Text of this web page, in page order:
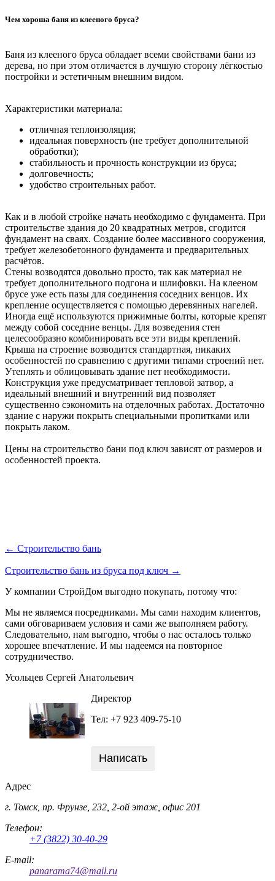
Чем хороша баня из клееного бруса?
Баня из клееного бруса обладает всеми свойствами бани из
дерева, но при этом отличается в лучшую сторону лёгкостью
постройки и эстетичным внешним видом.
Характеристики материала:
отличная теплоизоляция;
идеальная поверхность (не требует дополнительной
обработки);
стабильность и прочность конструкции из бруса;
долговечность;
удобство строительных работ.
Как и в любой стройке начать необходимо с фундамента. При
строительстве здания до 20 квадратных метров, сгодится
фундамент на сваях. Создание более массивного сооружения,
требует железобетонного фундамента и предварительных
расчётов.
Стены возводятся довольно просто, так как материал не
требует дополнительного подгона и шлифовки. На клееном
брусе уже есть пазы для соединения соседних венцов. Их
крепление осуществляется с помощью деревянных нагелей.
Иногда ещё используются прижимные болты, которые крепят
между собой соседние венцы. Для возведения стен
целесообразно комбинировать все эти виды креплений.
Крыша на строение возводится стандартная, никаких
особенностей по сравнению с другими типами строений нет.
Утеплять и облицовывать здание нет необходимости.
Конструкция уже предусматривает тепловой затвор, а
идеальный внешний и внутренний вид позволяет
существенно сэкономить на отделочных работах. Достаточно
здание с наружи покрыть специальными пропитками или
покрыть лаком.
Цены на строительство бани под ключ зависят от размеров и
особенностей проекта.
← Строительство бань
Строительство бань из бруса под ключ →
У компании СтройДом выгодно покупать, потому что:
Мы не являемся посредниками. Мы сами находим клиентов,
сами обговариваем условия и сами же выполняем работу.
Следовательно, нам выгодно, чтобы о нас осталось только
хорошее впечатление. И мы надеемся на повторное
сотрудничество.
Усольцев Сергей Анатольевич
Директор
Тел: +7 923 409-75-10
Написать
Адрес
г. Томск, пр. Фрунзе, 232, 2-ой этаж, офис 201
Телефон:
+7 (3822) 30-40-29
E-mail:
panarama74@mail.ru